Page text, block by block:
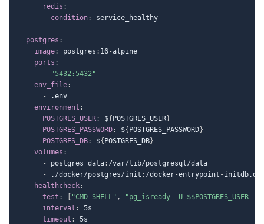
redis :
condition: service_healthy
postgres :
image: postgres : 16-alpine
ports :
-
"5432:5432"
env_file:
- .env
environment :
POSTGRES_USER: ${ POSTGRES_USER}
POSTGRES_PASSWORD: ${ POSTGRES_PASSWORD}
POSTGRES_DB: ${ POSTGRES_DB}
volumes :
- postgres_data: /var/lib/postgresql/data
- ./docker/postgres/init : /docker-entrypoint -initdb.d
healthcheck:
test : "CMD-SHELL" ,
"pg_isready -U $$POSTGRES_USER -d
interval :
5s
timeout :
5s